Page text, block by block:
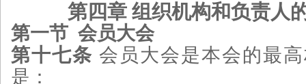
第四章 组织机构和负责人
第一节 会员大会
第十七条 会员大会是本会的最
是：